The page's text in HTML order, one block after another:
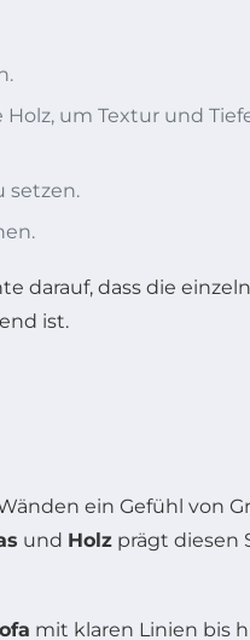
um Textur und
setzen.
darauf, dass die
ist.
ein Gefühl von
und Holz prägt diesen
mit klaren Linien bis